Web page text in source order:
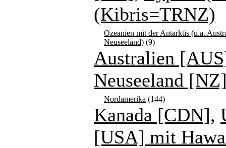
(Kibris=TRNZ)
Ozeanien mit der Antarktis (u.a.
Neuseeland) (9)
Australien
Neuseeland
Nordamerika (144)
Kanada [CDN],
[USA] mit